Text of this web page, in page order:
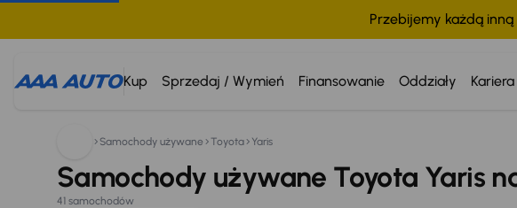
Przebijemy każdą
Kup Sprzedaj / Wymień Finansowanie Oddziały Kariera
Szukam: Anuluj wszystko
Samochody używane Toyota Yaris
Samochody używane Toyota Yaris
41 samochodów